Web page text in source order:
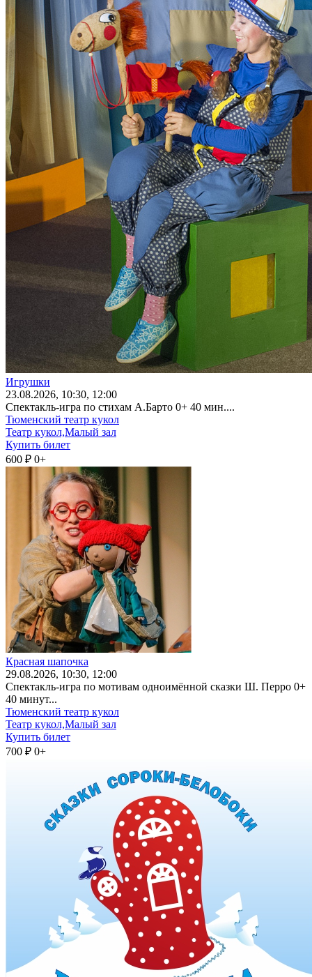
Игрушки
23.08.2026, 10:30, 12:00
Спектакль-игра по стихам А.Барто 0+ 40 мин....
Тюменский театр кукол
Театр кукол,Малый зал
Купить билет
600 ₽ 0+
Красная шапочка
29.08.2026, 10:30, 12:00
Спектакль-игра по мотивам одноимённой сказки Ш. Перро 0+
40 минут...
Тюменский театр кукол
Театр кукол,Малый зал
Купить билет
700 ₽ 0+